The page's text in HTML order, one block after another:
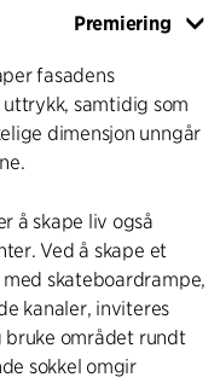
Premiering
fasadens
samtidig som
dimensjon unngår
å skape liv også
Ved å skape et
skateboardrampe,
kanaler, inviteres
bruke området rundt
sokkel omgir